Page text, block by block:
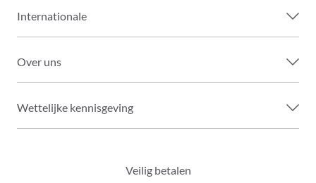
Internationale
Over uns
Wettelijke kennisgeving
Veilig betalen